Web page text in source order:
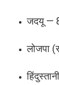
जदयू —
लोजपा